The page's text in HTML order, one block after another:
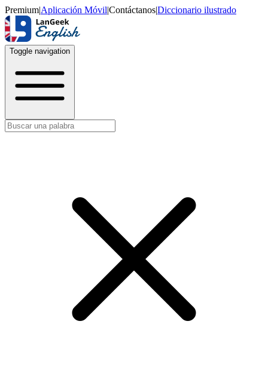
Premium|Aplicación Móvil|Contáctanos|Diccionario ilustrado
Toggle navigation